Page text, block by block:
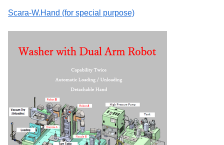
Scara-W.Hand (for special purpose)